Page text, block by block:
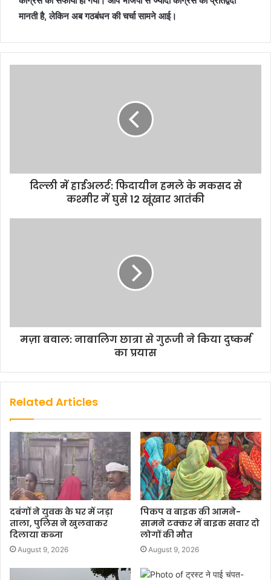
मानती है, लेकिन अब गठबंधन की चर्चा सामने आई।
दिल्ली में हाईअलर्ट: फिदायीन हमले के मकसद से
कश्मीर में घुसे 12 खूंखार आतंकी
मज़ा बवाल: नाबालिग छात्रा से गुरूजी ने किया दुष्कर्म
का प्रयास
Related Articles
दबंगों ने युवक के घर में जड़ा
ताला, पुलिस ने खुलवाकर
दिलाया कब्जा
August 9, 2026
पिकप व बाइक की आमने-
सामने टक्कर में बाइक सवार दो
लोगों की मौत
August 9, 2026